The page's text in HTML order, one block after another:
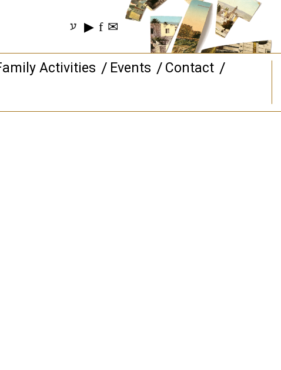
ע ▶ f ✉
Activities Events
Contact